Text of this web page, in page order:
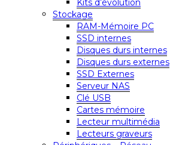
Kits d’évolution
Stockage
RAM-Mémoire PC
SSD internes
Disques durs internes
Disques durs externes
SSD Externes
Serveur NAS
Clé USB
Cartes mémoire
Lecteur multimédia
Lecteurs graveurs